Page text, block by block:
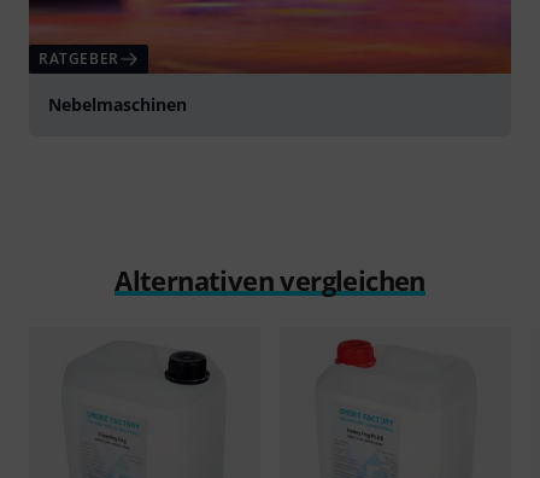
RATGEBER
Nebelmaschinen
Alternativen vergleichen